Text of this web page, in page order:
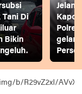
Tani Di
Bikin
gelar
b/R29vZ2xl/